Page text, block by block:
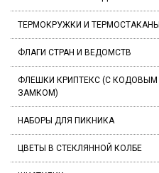
ТЕРМОКРУЖКИ И ТЕРМОСТАКАНЫ
ФЛАГИ СТРАН И ВЕДОМСТВ
ФЛЕШКИ КРИПТЕКС (С КОДОВЫМ
ЗАМКОМ)
НАБОРЫ ДЛЯ ПИКНИКА
ЦВЕТЫ В СТЕКЛЯННОЙ КОЛБЕ